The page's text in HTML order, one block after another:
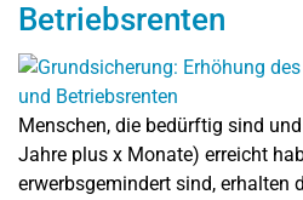
Betriebsrenten
Menschen, die bedürftig sind
Jahre plus x Monate) erreicht
erwerbsgemindert sind, erhalten